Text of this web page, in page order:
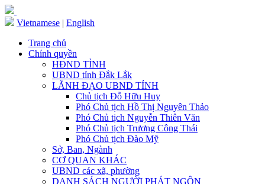
Vietnamese | English
Trang chủ
Chính quyền
HĐND TỈNH
UBND tỉnh Đắk Lắk
LÃNH ĐẠO UBND TỈNH
Chủ tịch Đỗ Hữu Huy
Phó Chủ tịch Hồ Thị Nguyên Thảo
Phó Chủ tịch Nguyễn Thiên Văn
Phó Chủ tịch Trương Công Thái
Phó Chủ tịch Đào Mỹ
Sở, Ban, Ngành
CƠ QUAN KHÁC
UBND các xã, phường
DANH SÁCH NGƯỜI PHÁT NGÔN